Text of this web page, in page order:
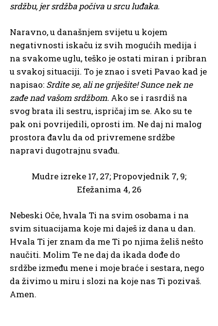
srdžbu, jer srdžba počiva u srcu luđaka.
Naravno, u današnjem svijetu u kojem
negativnosti iskaču iz svih mogućih medija i
na svakome uglu, teško je ostati miran i pribran
u svakoj situaciji. To je znao i sveti Pavao kad je
napisao: Srdite se, ali ne griješite! Sunce nek ne
zađe nad vašom srdžbom. Ako se i rasrdiš na
svog brata ili sestru, ispričaj im se. Ako su te
pak oni povrijedili, oprosti im. Ne daj ni malog
prostora đavlu da od privremene srdžbe
napravi dugotrajnu svađu.
Mudre izreke 17, 27; Propovjednik 7, 9;
Efežanima 4, 26
Nebeski Oče, hvala Ti na svim osobama i na
svim situacijama koje mi daješ iz dana u dan.
Hvala Ti jer znam da me Ti po njima želiš nešto
naučiti. Molim Te ne daj da ikada dođe do
srdžbe između mene i moje braće i sestara, nego
da živimo u miru i slozi na koje nas Ti pozivaš.
Amen.